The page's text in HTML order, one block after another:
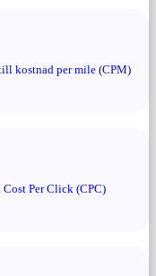
kostnad per mile (CPM)
Per Click (CPC)